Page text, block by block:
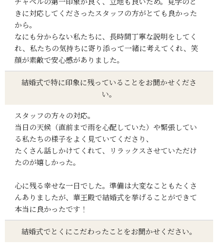
きに対応してくださったスタッフの方がとても良かった
から。
なにも分からない私たちに、長時間丁寧な説明をしてく
れ、私たちの気持ちに寄り添って一緒に考えてくれ、笑
顔が素敵で安心感がありました。
結婚式で特に印象に残っていることをお聞かせくださ
い。
スタッフの方々の対応。
当日の天候（直前まで雨を心配していた）や緊張してい
る私たちの様子をよく見ていてくださり、
たくさん話しかけてくれて、リラックスさせていただけ
たのが嬉しかった。
心に残る幸せな一日でした。準備は大変なこともたくさ
んありましたが、華王殿で結婚式を挙げることができて
本当に良かったです！
結婚式でとくにこだわったことをお聞かせください。